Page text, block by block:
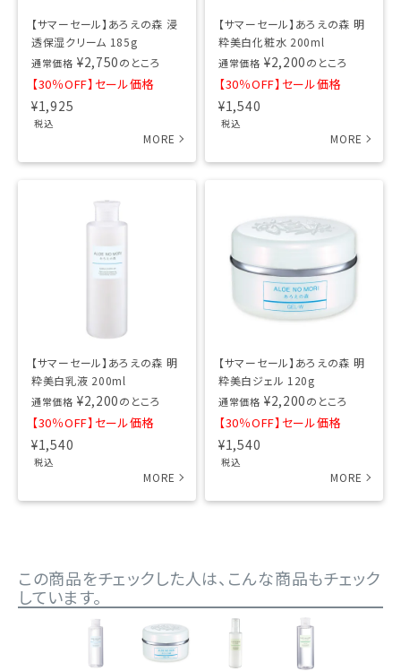
【サマーセール】あろえの森 浸
透保湿クリーム 185g
通常価格 ¥2,750のところ
【30％OFF】セール価格
¥1,925
税込
【サマーセール】あろえの森 明
粋美白化粧水 200ml
通常価格 ¥2,200のところ
【30％OFF】セール価格
¥1,540
税込
【サマーセール】あろえの森 明
粋美白乳液 200ml
通常価格 ¥2,200のところ
【30％OFF】セール価格
¥1,540
税込
【サマーセール】あろえの森 明
粋美白ジェル 120g
通常価格 ¥2,200のところ
【30％OFF】セール価格
¥1,540
税込
この商品をチェックした人は、こんな商品もチェック
しています。